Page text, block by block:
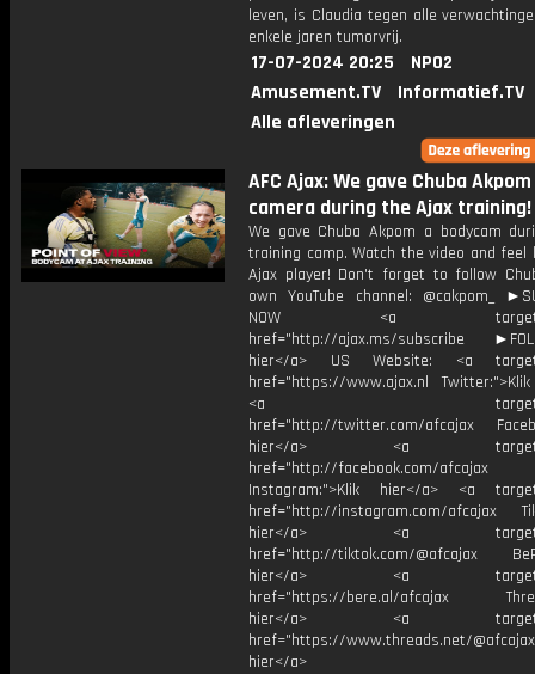
leven, is Claudia tegen alle
enkele jaren tumorvrij.
17-07-2024 20:25
NPO2
Amusement.TV
Informatief.TV
Alle afleveringen
AFC Ajax: We gave Chuba
camera during the Ajax
We gave Chuba Akpom a bodycam
training camp. Watch the video and feel
Ajax player! Don't forget to follow
own YouTube channel: @cakpom_
NOW <a
href="http://ajax.ms/subscribe
hier</a> US Website: <a
href="https://www.ajax.nl
<a
href="http://twitter.com/afcajax
hier</a> <a
href="http://facebook.com/afcajax
Instagram:">Klik hier</a> <a
href="http://instagram.com/afcajax
hier</a> <a
href="http://tiktok.com/@afcajax
hier</a> <a
href="https://bere.al/afcajax
hier</a> <a
href="https://www.threads.net/
hier</a>